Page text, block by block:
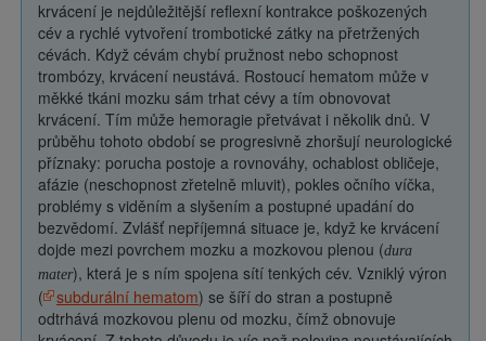
krvácení je nejdůležitější reflexní kontrakce poškozených
cév a rychlé vytvoření trombotické zátky na přetržených
cévách. Když cévám chybí pružnost nebo schopnost
trombózy, krvácení neustává. Rostoucí hematom může v
měkké tkáni mozku sám trhat cévy a tím obnovovat
krvácení. Tím může hemoragie přetvávat i několik dnů. V
průběhu tohoto období se progresivně zhoršují neurologické
příznaky: porucha postoje a rovnováhy, ochablost obličeje,
afázie (neschopnost zřetelně mluvit), pokles očního víčka,
problémy s viděním a slyšením a postupné upadání do
bezvědomí. Zvlášť nepříjemná situace je, když ke krvácení
dojde mezi povrchem mozku a mozkovou plenou (dura
mater), která je s ním spojena sítí tenkých cév. Vzniklý výron
(
subdurální hematom) se šíří do stran a postupně
odtrhává mozkovou plenu od mozku, čímž obnovuje